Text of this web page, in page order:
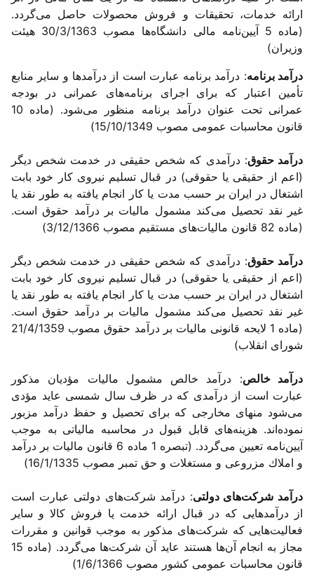
ارائه خدمات، تحقیقات و فروش محصولات حاصل می‌گردد.
(ماده 5 آیین‌نامه مالی دانشگاه‌ها مصوب 30/3/1363 هیئت
وزیران)
درآمد برنامه: درآمد برنامه عبارت است از درآمدها و سایر منابع
تأمین اعتبار كه برای اجرای برنامه‌های عمرانی در بودجه
عمرانی تحت عنوان درآمد برنامه منظور می‌شود. (ماده 10
قانون محاسبات عمومی مصوب 15/10/1349)
درآمد حقوق: درآمدی كه شخص حقیقی در خدمت شخص دیگر
(اعم از حقیقی یا حقوقی) در قبال تسلیم نیروی كار خود بابت
اشتغال در ایران بر حسب مدت یا كار انجام یافته به طور نقد یا
غیر نقد تحصیل می‌كند مشمول مالیات بر درآمد حقوق است.
(ماده 82 قانون مالیات‌های مستقیم مصوب 3/12/1366)
درآمد حقوق: درآمدی كه شخص حقیقی در خدمت شخص دیگر
(اعم از حقیقی یا حقوقی) در قبال تسلیم نیروی كار خود بابت
اشتغال در ایران بر حسب مدت یا كار انجام یافته به طور نقد یا
غیر نقد تحصیل می‌كند مشمول مالیات بر درآمد حقوق است.
(ماده 1 لایحه قانونی مالیات بر درآمد حقوق مصوب 21/4/1359
شورای انقلاب)
درآمد خالص: درآمد خالص مشمول مالیات مؤدیان مذكور
عبارت است از درآمدی كه در ظرف سال شمسی عاید مؤدی
می‌شود منهای مخارجی كه برای تحصیل و حفظ درآمد مزبور
نموده‌اند. هزینه‌های قابل قبول در محاسبه مالیاتی به موجب
آیین‌نامه تعیین می‌گردد. (تبصره 1 ماده 6 قانون مالیات بر درآمد
و املاك مزروعی و مستغلات و حق تمبر مصوب 16/1/1335)
درآمد شركت‌های دولتی: درآمد شركت‌های دولتی عبارت است
از درآمدهایی كه در قبال ارائه خدمت یا فروش كالا و سایر
فعالیت‌هایی كه شركت‌های مذكور به موجب قوانین و مقررات
مجاز به انجام آن‌ها هستند عاید آن شركت‌ها می‌گردد. (ماده 15
قانون محاسبات عمومی كشور مصوب 1/6/1366)